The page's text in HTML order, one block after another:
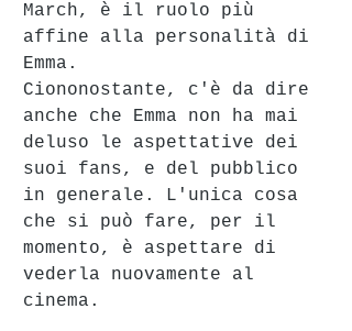
March, è il ruolo più
affine alla personalità di
Emma.
Ciononostante, c'è da dire
anche che Emma non ha mai
deluso le aspettative dei
suoi fans, e del pubblico
in generale. L'unica cosa
che si può fare, per il
momento, è aspettare di
vederla nuovamente al
cinema.